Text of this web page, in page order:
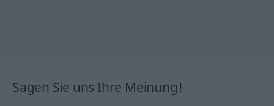
Sagen Sie uns Ihre Meinung!